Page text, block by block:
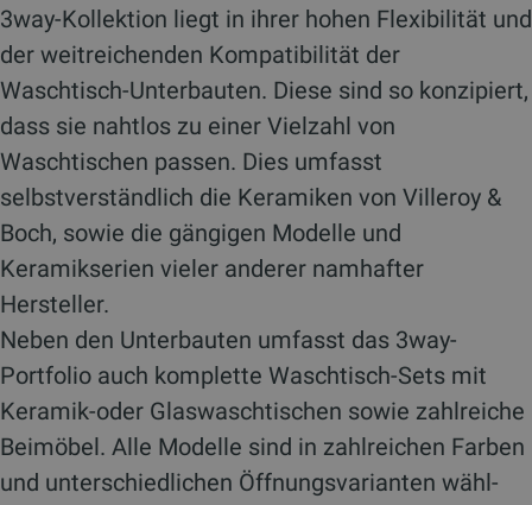
3way-Kollektion liegt in ihrer hohen Flexibilität und
der weitreichenden Kompatibilität der
Waschtisch-Unterbauten. Diese sind so konzipiert,
dass sie nahtlos zu einer Vielzahl von
Waschtischen passen. Dies umfasst
selbstverständlich die Keramiken von Villeroy &
Boch, sowie die gängigen Modelle und
Keramikserien vieler anderer namhafter
Hersteller.
Neben den Unterbauten umfasst das 3way-
Portfolio auch komplette Waschtisch-Sets mit
Keramik-oder Glaswaschtischen sowie zahlreiche
Beimöbel. Alle Modelle sind in zahlreichen Farben
und unterschiedlichen Öffnungsvarianten wähl-